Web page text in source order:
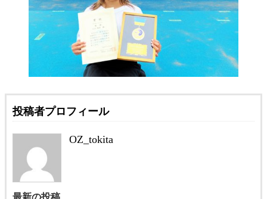
投稿者プロフィール
OZ_tokita